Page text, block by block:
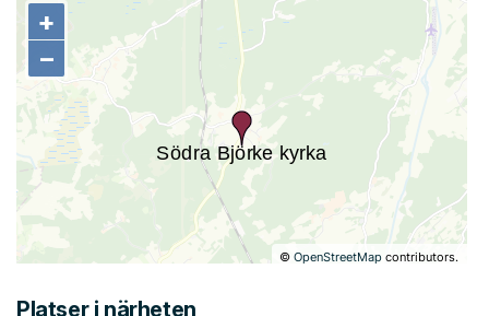
+
−
©OpenStreetMap contributors.
+
−
Platser i närheten